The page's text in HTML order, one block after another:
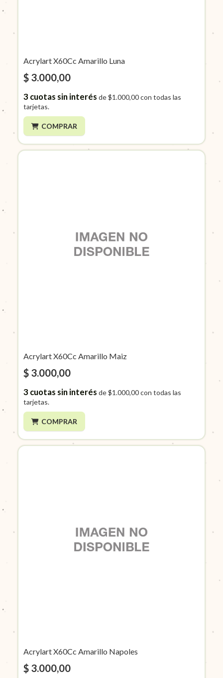
Acrylart X60Cc Amarillo Luna
$ 3.000,00
3cuotas sin interés de$1.000,00con todas las
tarjetas.
COMPRAR
Acrylart X60Cc Amarillo Maiz
$ 3.000,00
3cuotas sin interés de$1.000,00con todas las
tarjetas.
COMPRAR
Acrylart X60Cc Amarillo Napoles
$ 3.000,00